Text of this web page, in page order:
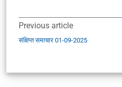
Previous article
संक्षिप्त समाचार 01-09-2025